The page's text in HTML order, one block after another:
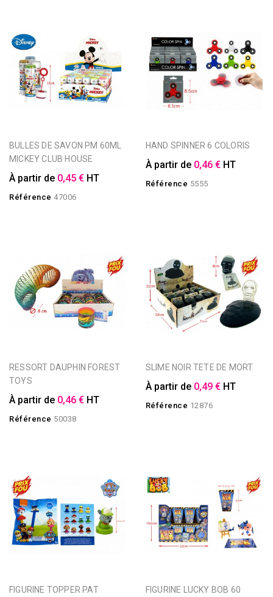
BULLES DE SAVON PM 60ML
MICKEY CLUB HOUSE
À partir de 0,45 € HT
Référence 47006
HAND SPINNER 6 COLORIS
À partir de 0,46 € HT
Référence 5555
RESSORT DAUPHIN FOREST
TOYS
À partir de 0,46 € HT
Référence 50038
SLIME NOIR TETE DE MORT
À partir de 0,49 € HT
Référence 12876
FIGURINE TOPPER PAT
FIGURINE LUCKY BOB 60